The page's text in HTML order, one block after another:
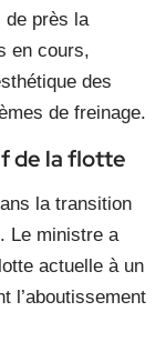
de près la
en cours,
des
de freinage.
de la flotte
la transition
Le ministre a
actuelle à un
l’aboutissement